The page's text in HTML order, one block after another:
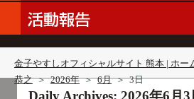
金子やすしオフィシャルサイト 熊本 | ホー
恭之 ＞ 2026年 ＞ 6月 ＞ 3日
Daily Archives: 2026年6月3